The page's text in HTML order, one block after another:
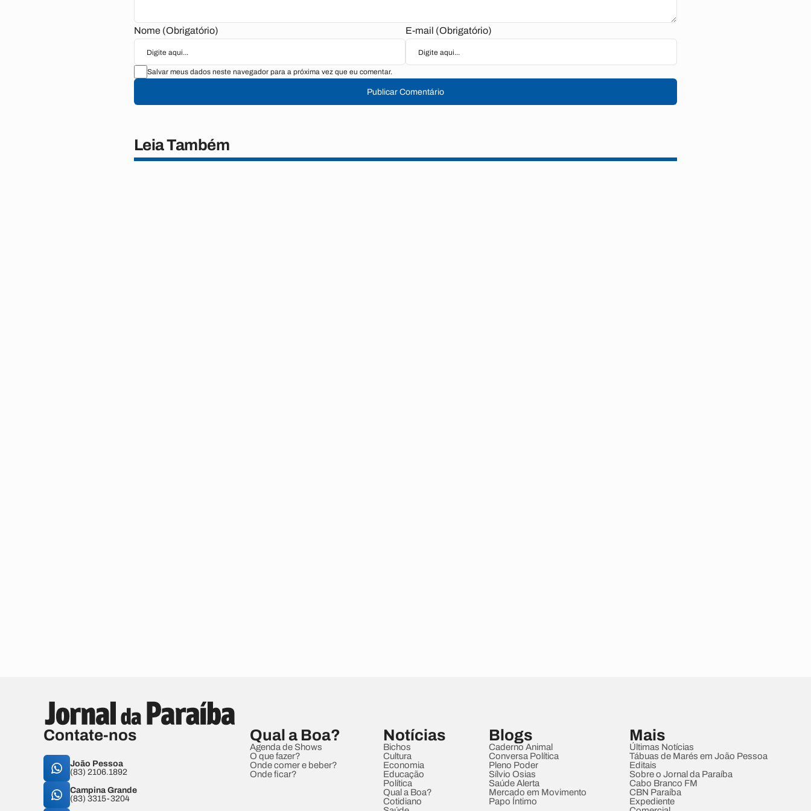
Nome (Obrigatório) E-mail (Obrigatório)
Salvar meus dados neste navegador para a próxima vez que eu comentar.
Publicar Comentário
Leia Também
Contate-nos
João Pessoa
(83) 2106.1892
Campina Grande
(83) 3315-3204
Qual a Boa?
Agenda de Shows
O que fazer?
Onde comer e beber?
Onde ficar?
Notícias
Bichos
Cultura
Economia
Educação
Política
Qual a Boa?
Cotidiano
Blogs
Caderno Animal
Conversa Política
Pleno Poder
Sílvio Osias
Saúde Alerta
Mercado em Movimento
Papo Íntimo
Mais
Últimas Notícias
Tábuas de Marés em João Pessoa
Editais
Sobre o Jornal da Paraíba
Cabo Branco FM
CBN Paraíba
Expediente